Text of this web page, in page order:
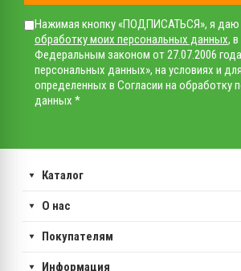
Нажимая кнопку «ПОДПИСАТЬСЯ», я даю
обработку моих персональных данных,
Федеральным законом от 27.07.2006
персональных данных», на условиях и
определенных в Согласии на обработку
данных *
Каталог
О нас
Покупателям
Информация